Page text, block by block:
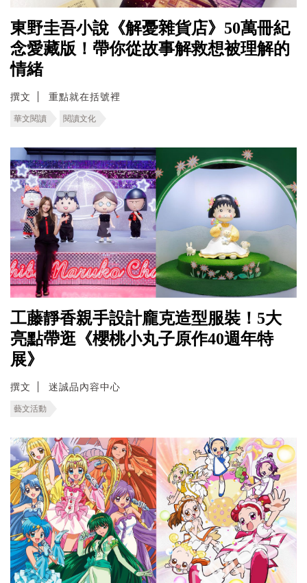
東野圭吾小說《解憂雜貨店》50萬冊紀
念愛藏版！帶你從故事解救想被理解的
情緒
撰文 重點就在括號裡
華文閱讀 閱讀文化
工藤靜香親手設計龐克造型服裝！5大
亮點帶逛《櫻桃小丸子原作40週年特
展》
撰文 迷誠品內容中心
藝文活動